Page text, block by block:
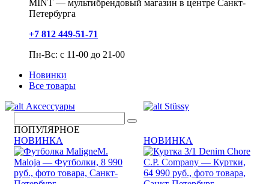
MINT — мультибрендовый магазин в центре Санкт-
Петербурга
+7 812 449-51-71
Пн-Вс: с 11-00 до 21-00
Новинки
Все товары
Аксессуары
Stüssy
ПОПУЛЯРНОЕ
НОВИНКА
НОВИНКА